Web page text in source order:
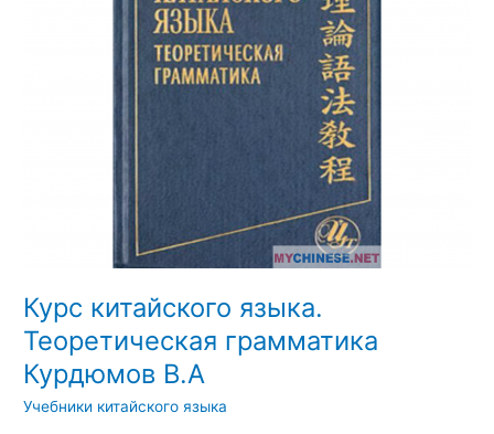
Курс китайского языка.
Теоретическая грамматика
Курдюмов В.А
Учебники китайского языка